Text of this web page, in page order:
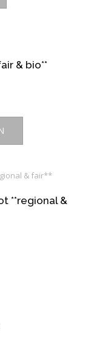
weist
Die
der
gewählt
& bio**
Dieses
weist
Varianten
Die
**regional &